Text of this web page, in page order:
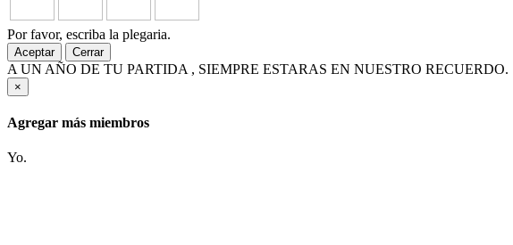
Por favor, escriba la plegaria.
Aceptar Cerrar
A UN AÑO DE TU PARTIDA , SIEMPRE ESTARAS EN NUESTRO RECUERDO.
×
Agregar más miembros
Yo.